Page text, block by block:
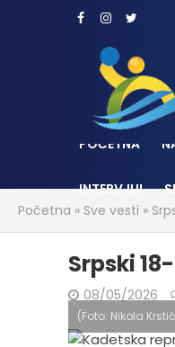
POČETNA
INTERVJUI
Početna » Sve vesti »
Srpski
08/05/2026
(Foto: Nikola